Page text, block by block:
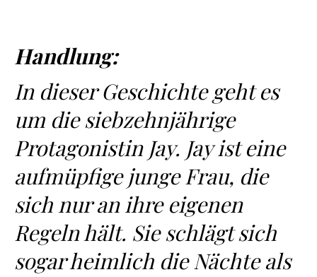
Handlung:
In dieser Geschichte geht es
um die siebzehnjährige
Protagonistin Jay. Jay ist eine
aufmüpfige junge Frau, die
sich nur an ihre eigenen
Regeln hält. Sie schlägt sich
sogar heimlich die Nächte als